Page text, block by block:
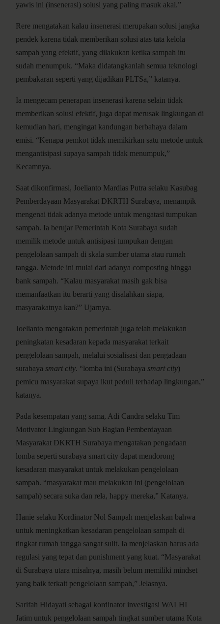
yawis ini (insenerasi) solusi yang paling masuk akal.”
Rere mengatakan kalau insenerasi merupakan solusi jangka
pendek karena tidak memberikan solusi atas tata kelola
sampah yang efektif, yang dilakukan ketika sampah itu
sudah menumpuk. “Maka didatangkanlah semua teknologi
pembakaran seperti yang dijadikan PLTSa,” katanya.
Ia mengecam penerapan insenerasi karena selain tidak
memberikan solusi efektif, juga dapat merusak lingkungan di
kemudian hari, mengingat kandungan berbahaya dalam
emisi. “Kenapa pemkot tidak memikirkan satu metode untuk
mengantisipasi supaya sampah tidak menumpuk,”
Kecamnya.
Saat dikonfirmasi, Joelianto Mardias Putra selaku Kasubag
Pemberdayaan Masyarakat DKRTH Surabaya, menampik
mengenai tidak adanya metode untuk mengatasi tumpukan
sampah. Ia berujar Pemerintah Kota Surabaya sudah
memilik metode untuk antisipasi tumpukan dengan
pengelolaan sampah di skala sumber utama atau rumah
tangga. Metode ini mulai dari adanya composting hingga
bank sampah. “Kalau masyarakat masih gak bisa
memanfaatkan itu berarti yang disalahkan siapa,
masyarakatnya kan?” Ujarnya.
Joelianto mengatakan pemerintah juga telah melakukan
peningkatan kesadaran kepada masyarakat terkait
pengelolaan sampah, melalui sosialisasi dan pengadaan
surabaya smart city. “lomba ini (Surabaya smart city)
pemicu masyarakat supaya ikut peduli terhadap lingkungan,”
katanya.
Pada kesempatan yang sama, Adi Candra selaku Tim
Motivator Lingkungan Sub Bagian Pemberdayaan
Masyarakat DKRTH Surabaya mengatakan pengadaan
lomba seperti surabaya smart city dapat mendorong
kesadaran masyarakat untuk melakukan pengelolaan
sampah. “masyarakat mau melakukan ini (pengelolaan
sampah) secara suka dan rela, happy mereka,” Katanya.
Hanie selaku Kordinator Nol Sampah menjelaskan bahwa
untuk meningkatkan kesadaran pengelolaan sampah di
tingkat rumah tangga sangat sulit. Ia menjelaskan harus ada
regulasi yang tepat dan punishment yang kuat. “Masyarakat
di Surabaya utara misalnya, masih belum memiliki mindset
yang baik terkait pengelolaan sampah,” Jelasnya.
Sarifah Hidayati sebagai kordinator investigasi WALHI
Jatim untuk pengelolaan sampah tingkat sumber utama Kota